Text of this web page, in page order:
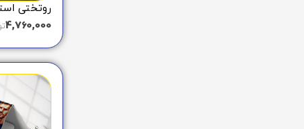
روتختی
4,760,000